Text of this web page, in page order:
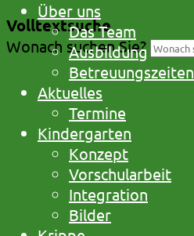
Volltextsuche
Wonach suchen Sie?
Über uns
Das Team
Ausbildung
Betreuungszeiten
Aktuelles
Termine
Kindergarten
Konzept
Vorschularbeit
Integration
Bilder